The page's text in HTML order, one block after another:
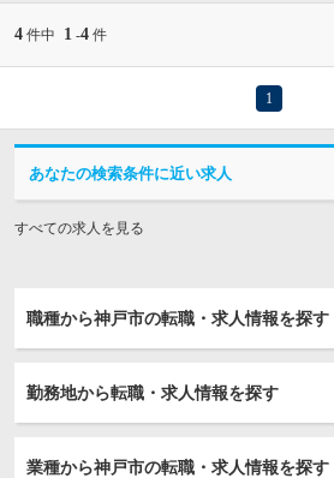
4 件中 1 -4 件
1
あなたの検索条件に近い求人
すべての求人を見る
職種から神戸市の転職・求人情報を探す
勤務地から転職・求人情報を探す
業種から神戸市の転職・求人情報を探す